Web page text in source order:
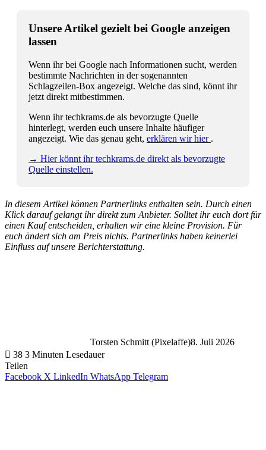
Unsere Artikel gezielt bei Google anzeigen
lassen
Wenn ihr bei Google nach Informationen sucht, werden
bestimmte Nachrichten in der sogenannten
Schlagzeilen-Box angezeigt. Welche das sind, könnt ihr
jetzt direkt mitbestimmen.
Wenn ihr techkrams.de als bevorzugte Quelle
hinterlegt, werden euch unsere Inhalte häufiger
angezeigt. Wie das genau geht, erklären wir hier .
→ Hier könnt ihr techkrams.de direkt als bevorzugte
Quelle einstellen.
In diesem Artikel können Partnerlinks enthalten sein. Durch einen
Klick darauf gelangt ihr direkt zum Anbieter. Solltet ihr euch dort für
einen Kauf entscheiden, erhalten wir eine kleine Provision. Für
euch ändert sich am Preis nichts. Partnerlinks haben keinerlei
Einfluss auf unsere Berichterstattung.
Torsten Schmitt (Pixelaffe)8. Juli 2026
38 3 Minuten Lesedauer
Teilen
Facebook X LinkedIn WhatsApp Telegram